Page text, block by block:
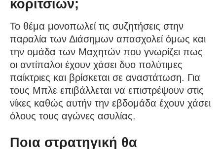
κοριτσιών;
Το θέμα μονοπωλεί τις συζητήσεις στην
παραλία των Διάσημων απασχολεί όμως και
την ομάδα των Μαχητών που γνωρίζει πως
οι αντίπαλοι έχουν χάσει δυο πολύτιμες
παίκτριες και βρίσκεται σε αναστάτωση. Για
τους Μπλε επιβάλλεται να επιστρέψουν στις
νίκες καθώς αυτήν την εβδομάδα έχουν χάσει
όλους τους αγώνες ασυλίας.
Ποια στρατηγική θα